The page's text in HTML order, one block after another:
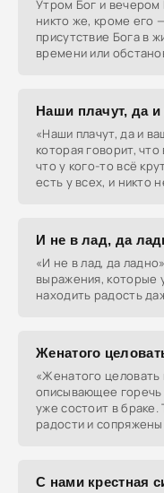
Утром Бог и вечером
никто же, кроме его
присутствие Бога в
времени или
Наши плачут, да и
«Наши плачут, да и
которая говорит,
что у кого-то всё
есть у всех, и никто
И не в лад, да
«И не в лад, да
выражения, которые
находить радость
Женатого
«Женатого
описывающее
уже состоит в
радости и
С нами крестная